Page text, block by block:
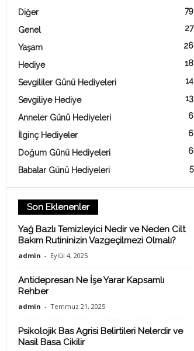
Diğer 79
Genel 27
Yaşam 26
Hediye 18
Sevgililer Günü Hediyeleri 14
Sevgiliye Hediye 13
Anneler Günü Hediyeleri 6
İlginç Hediyeler 6
Doğum Günü Hediyeleri 6
Babalar Günü Hediyeleri 5
Son Eklenenler
Yağ Bazlı Temizleyici Nedir ve Neden Cilt
Bakım Rutininizin Vazgeçilmezi Olmalı?
admin - Eylül 4, 2025
Antidepresan Ne İşe Yarar Kapsamlı
Rehber
admin - Temmuz 21, 2025
Psikolojik Bas Agrisi Belirtileri Nelerdir ve
Nasil Basa Cikilir